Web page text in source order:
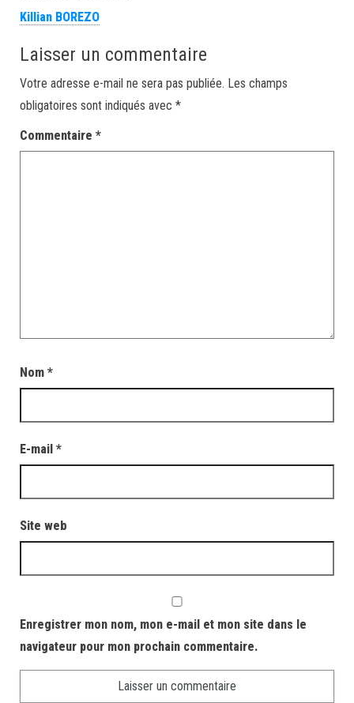
Killian BOREZO
Laisser un commentaire
Votre adresse e-mail ne sera pas publiée. Les champs
obligatoires sont indiqués avec *
Commentaire *
Nom *
E-mail *
Site web
Enregistrer mon nom, mon e-mail et mon site dans le
navigateur pour mon prochain commentaire.